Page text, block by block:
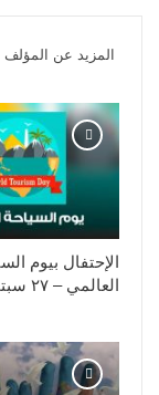
المزيد عن المؤلف
الإحتفال بيوم
العالمي – ٢٧ سبتمبر